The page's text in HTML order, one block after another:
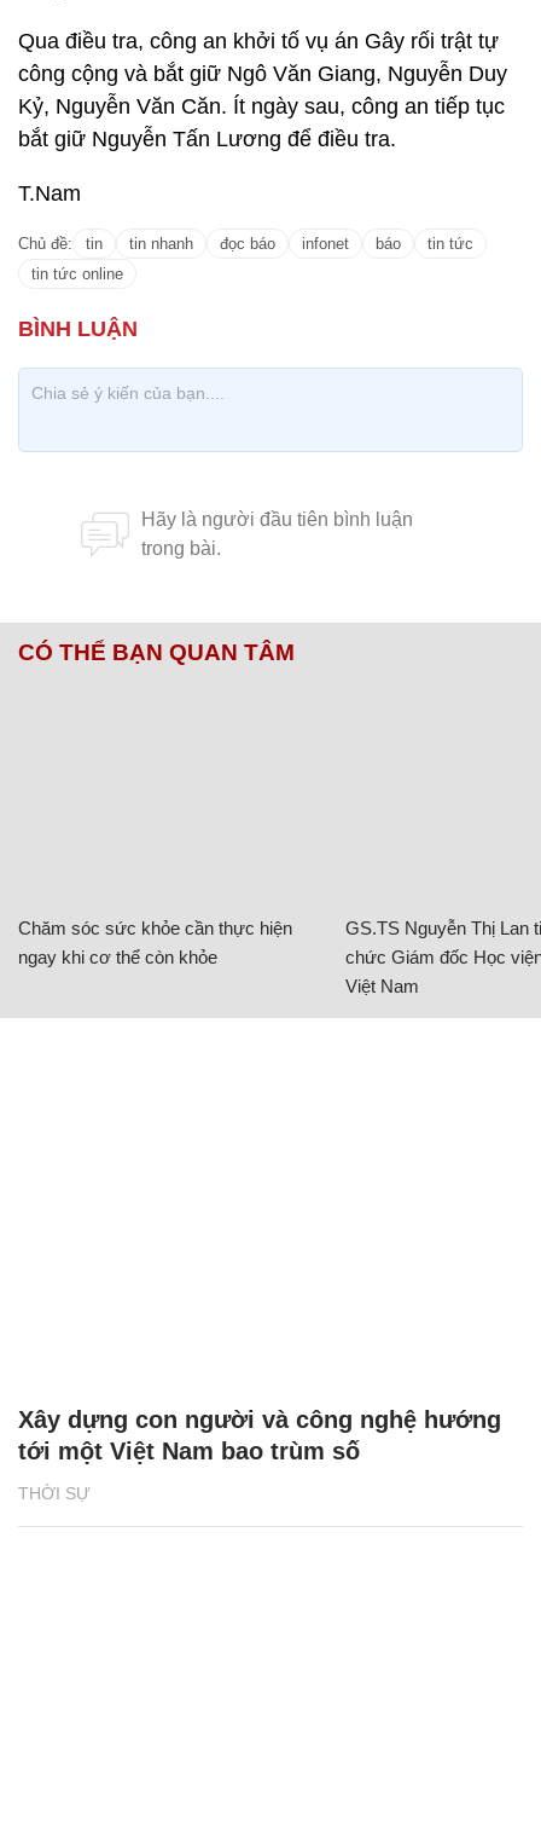
Qua điều tra, công an khởi tố vụ án Gây rối trật tự
công cộng và bắt giữ Ngô Văn Giang, Nguyễn Duy
Kỷ, Nguyễn Văn Căn. Ít ngày sau, công an tiếp tục
bắt giữ Nguyễn Tấn Lương để điều tra.
T.Nam
Chủ đề: tin tin nhanh đọc báo infonet báo
tin tức
tin tức online
CÓ THỂ BẠN QUAN TÂM
Chăm sóc sức khỏe cần thực hiện
ngay khi cơ thể còn khỏe
GS.TS Nguyễn Thị Lan
chức Giám đốc Học
Việt Nam
THỜI SỰ
Xây dựng con người và công nghệ hướng
tới một Việt Nam bao trùm số